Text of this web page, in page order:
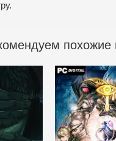
похожие